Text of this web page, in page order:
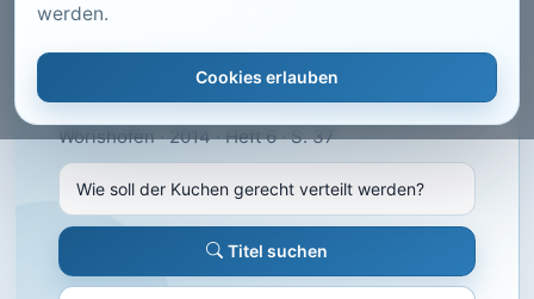
werden.
Cookies erlauben
CARELIT FACHARTIKEL
Wie soll der Kuchen gerecht
verteilt werden?
Wörishofen · 2014 · Heft 6 · S. 37
Titel suchen